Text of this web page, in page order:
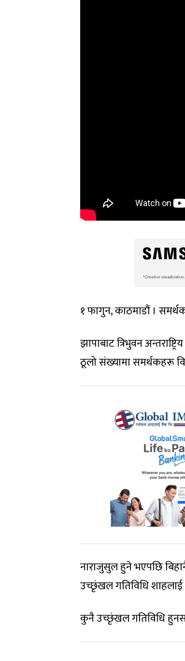
१ फागुन, काठमाडौं ।
झापाबाट त्रिभुवन
ठूलो संख्यामा समर्थकहरू
नाराजुसुल हुने भएपछि
उच्छृंखल गतिविधि
कुनै उच्छृंखल गतिविधि